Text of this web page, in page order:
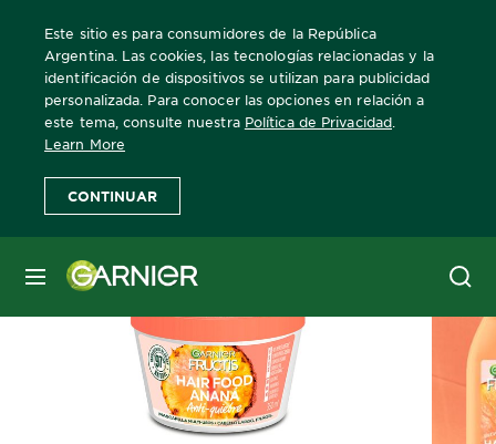
Este sitio es para consumidores de la República
Argentina. Las cookies, las tecnologías relacionadas y la
identificación de dispositivos se utilizan para publicidad
personalizada. Para conocer las opciones en relación a
este tema, consulte nuestra Política de Privacidad
Learn More
CONTINUAR
MENÚ
Home Fructis Hair Food